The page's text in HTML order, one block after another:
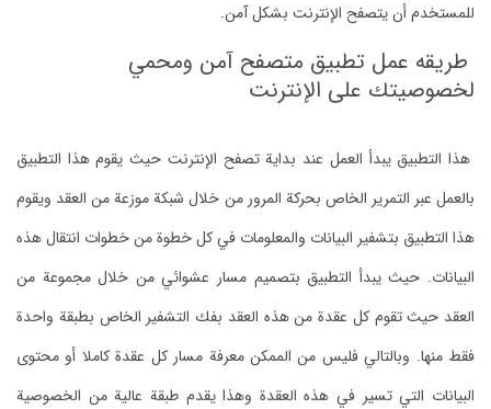
للمستخدم أن يتصفح الإنترنت بشكل آمن.
طريقه عمل تطبيق متصفح آمن ومحمي
لخصوصيتك على الإنترنت
هذا التطبيق يبدأ العمل عند بداية تصفح الإنترنت حيث يقوم هذا التطبيق
بالعمل عبر التمرير الخاص بحركة المرور من خلال شبكة موزعة من العقد ويقوم
هذا التطبيق بتشفير البيانات والمعلومات في كل خطوة من خطوات انتقال هذه
البيانات. حيث يبدأ التطبيق بتصميم مسار عشوائي من خلال مجموعة من
العقد حيث تقوم كل عقدة من هذه العقد بفك التشفير الخاص بطبقة واحدة
فقط منها. وبالتالي فليس من الممكن معرفة مسار كل عقدة كاملا أو محتوى
البيانات التي تسير في هذه العقدة وهذا يقدم طبقة عالية من الخصوصية